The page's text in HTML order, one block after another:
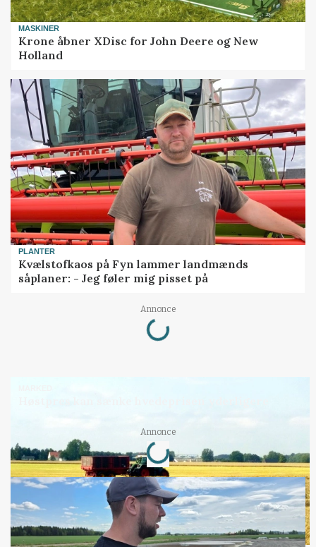
MASKINER
Krone åbner XDisc for John Deere og New
Holland
PLANTER
Kvælstofkaos på Fyn lammer landmænds
såplaner: - Jeg føler mig pisset på
Annonce
Loading...
Annonce
Loading...